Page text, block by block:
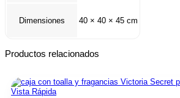
Dimensiones 40 × 40 × 45 cm
Productos relacionados
Vista Rápida